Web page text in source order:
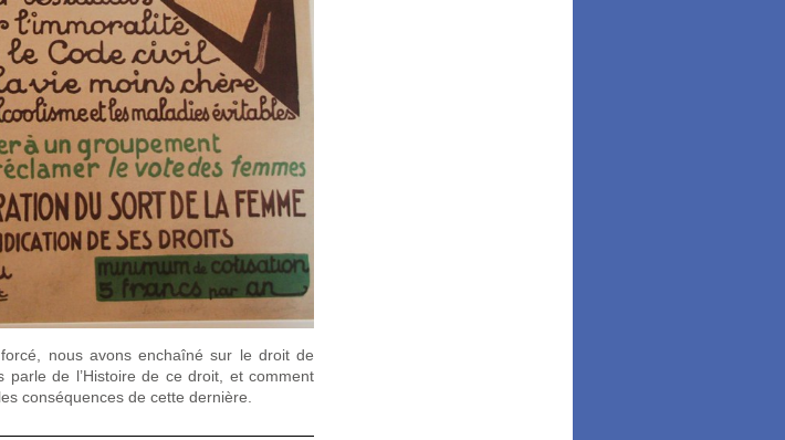
nous avons enchaîné sur le droit de
parle de l’Histoire de ce droit, et comment
conséquences de cette dernière.